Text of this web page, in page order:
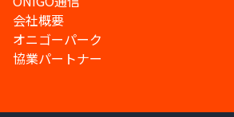
会社概要
オニゴーパーク
協業パートナー